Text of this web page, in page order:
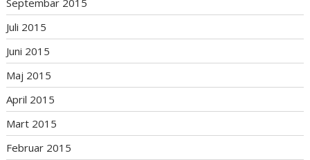
Septembar 2015
Juli 2015
Juni 2015
Maj 2015
April 2015
Mart 2015
Februar 2015